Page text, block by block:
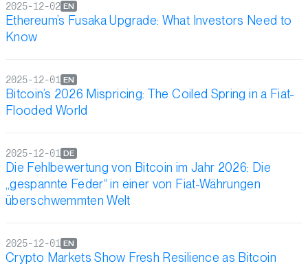
Ethereum’s Fusaka Upgrade: What Investors Need to
Know
EN
2025-12-02
Bitcoin’s 2026 Mispricing: The Coiled Spring in a Fiat-
Flooded World
EN
2025-12-01
Die Fehlbewertung von Bitcoin im Jahr 2026: Die
„gespannte Feder“ in einer von Fiat-Währungen
überschwemmten Welt
DE
2025-12-01
Crypto Markets Show Fresh Resilience as Bitcoin
EN
2025-12-01